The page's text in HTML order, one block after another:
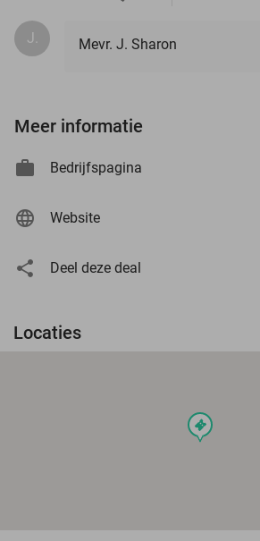
J. Mevr. J. Sharon
Meer informatie
Bedrijfspagina
Website
Deel deze deal
Locaties
events